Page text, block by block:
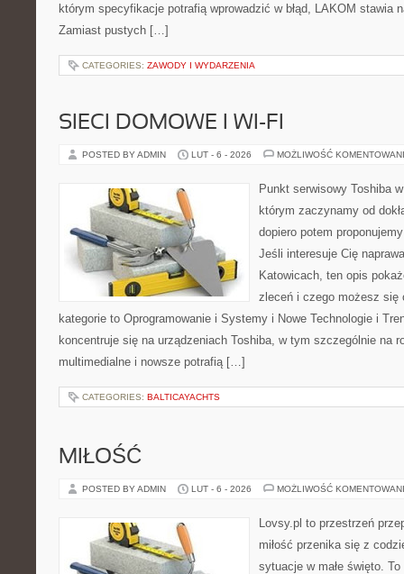
którym specyfikacje potrafią wprowadzić w błąd, LAKOM stawia
Zamiast pustych […]
CATEGORIES: ZAWODY I WYDARZENIA
SIECI DOMOWE I WI-FI
POSTED BY ADMIN LUT - 6 - 2026 MOŻLIWOŚĆ
Punkt serwisowy Toshiba
którym zaczynamy od
dopiero potem
Jeśli interesuje Cię
Katowicach, ten opis
zleceń i czego możesz się
kategorie to Oprogramowanie i Systemy i Nowe Technologie i
koncentruje się na urządzeniach Toshiba, w tym szczególnie na
multimedialne i nowsze potrafią […]
CATEGORIES: BALTICAYACHTS
MIŁOŚĆ
POSTED BY ADMIN LUT - 6 - 2026 MOŻLIWOŚĆ
Lovsy.pl to przestrzeń
miłość przenika się z
sytuacje w małe święto.